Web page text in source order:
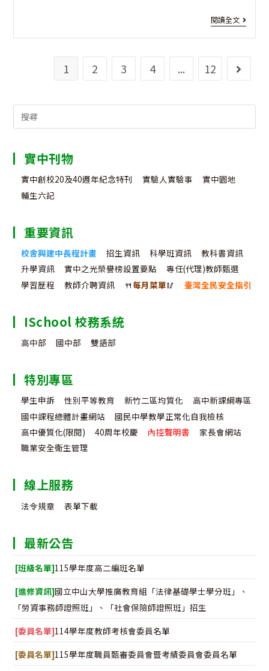
整
8
月
理
出
租
相
閱讀全文 [行
政
中
立]
年
公
張
1 2 3 4 ... 12 Go to
Search
for:
實中刊物
實中創校20及40週年紀念特刊 實驗人實驗事
實中園地
輔生六記
重要資訊
校舍興建中長程計畫 招生資訊 科學班資訊
教科書資訊
升學資訊
實中之光榮譽榜設置要點
專任(代理)教師甄選
學習歷程
教師介聘資訊 🍴每月菜單🥢 臺灣全民安全指引
ISchool 校務系統
高中部 國中部 雙語部
特別專區
學生申訴 性別平等教育 新竹二區均質化
高中新課綱專區
國中課程總體計畫網站
國民中學教學正常化自我檢核
高中優質化(限閱)
40周年校慶 內控聲明書
家長會網站
職業安全衛生管理
線上服務
法令規章 表單下載
最新公告
[班級名單]115學年度高二編班名單
[進修資訊]國立中山大學推廣教育組「法律基礎學士學分班」、
「勞資事務師證照班」、「社會保險師證照班」招生
[委員名單]114學年度教師考核會委員名單
[委員名單]115學年度職員甄審委員會暨考績委員會委員名單